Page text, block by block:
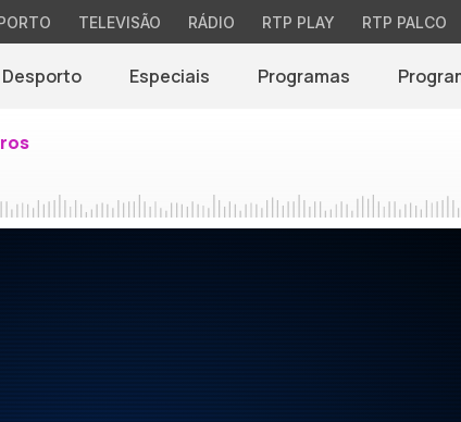
TELEVISÃO RÁDIO RTP PLAY RTP PALCO
Desporto Especiais Programas